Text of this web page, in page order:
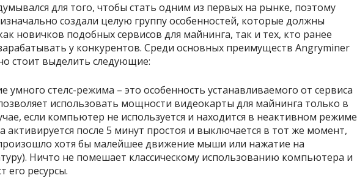
для того, чтобы стать одним из первых на рынке, поэтому
создали целую группу особенностей, которые должны
новичков подобных сервисов для майнинга, так и тех, кто ранее
у конкурентов. Среди основных преимуществ Angryminer
стоит выделить следующие:
умного стелс-режима – это особенность устанавливаемого от сервиса
использовать мощности видеокарты для майнинга только в
если компьютер не используется и находится в неактивном режиме
активируется после 5 минут простоя и выключается в тот же момент,
хотя бы малейшее движение мыши или нажатие на
Ничто не помешает классическому использованию компьютера и
его ресурсы.